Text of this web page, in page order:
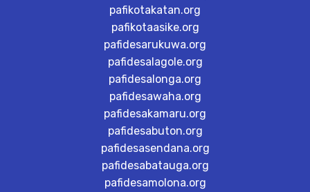
pafikotakatan.org
pafikotaasike.org
pafidesarukuwa.org
pafidesalagole.org
pafidesalonga.org
pafidesawaha.org
pafidesakamaru.org
pafidesabuton.org
pafidesasendana.org
pafidesabatauga.org
pafidesamolona.org